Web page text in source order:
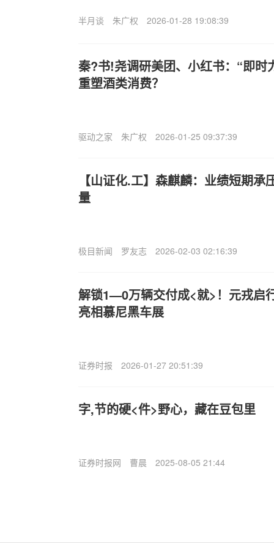
半月谈 朱广权 2026-01-28 19:08:39
秦?书!尧调研美团、小红书：“即时
重塑酒类消费？
驱动之家 朱广权 2026-01-25 09:37:39
【山证化.工】森麒麟：业绩短期
量
极目新闻 罗友志 2026-02-03 02:16:39
解锁1—0万辆交付成<就>！元戎启
亮相慕尼黑车展
证券时报 2026-01-27 20:51:39
字,节的硬<件>野心，藏在豆包里
证券时报网 曹晨 2025-08-05 21:44